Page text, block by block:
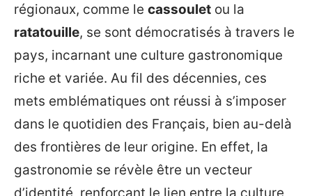
régionaux, comme le cassoulet ou la
ratatouille, se sont démocratisés à travers le
pays, incarnant une culture gastronomique
riche et variée. Au fil des décennies, ces
mets emblématiques ont réussi à s’imposer
dans le quotidien des Français, bien au-delà
des frontières de leur origine. En effet, la
gastronomie se révèle être un vecteur
d’identité, renforçant le lien entre la culture